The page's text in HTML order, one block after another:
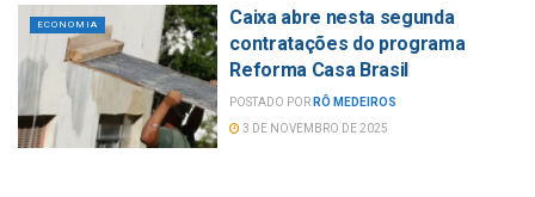
ECONOMIA
Caixa abre nesta segunda
contratações do programa
Reforma Casa Brasil
POSTADO POR RÔ MEDEIROS
3 DE NOVEMBRO DE 2025